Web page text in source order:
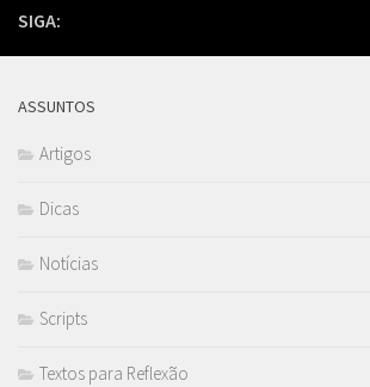
SIGA:
ASSUNTOS
Artigos
Dicas
Notícias
Scripts
Textos para Reflexão